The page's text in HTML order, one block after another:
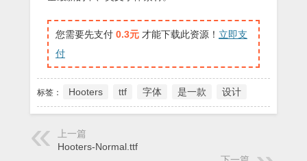
您需要先支付 0.3元 才能下载此资源！ 立即支
付
标签： Hooters ttf 字体 是一款 设计
上一篇
Hooters-Normal.ttf